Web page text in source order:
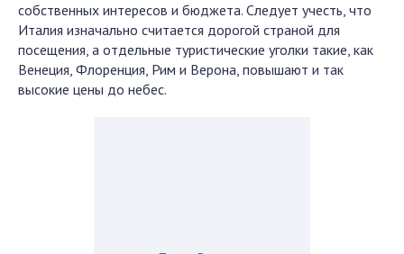
собственных интересов и бюджета. Следует учесть, что
Италия изначально считается дорогой страной для
посещения, а отдельные туристические уголки такие, как
Венеция, Флоренция, Рим и Верона, повышают и так
высокие цены до небес.